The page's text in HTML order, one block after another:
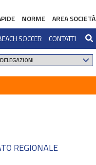
NORME
AREA SOCIETÀ
SOCCER CONTATTI
REGIONALE